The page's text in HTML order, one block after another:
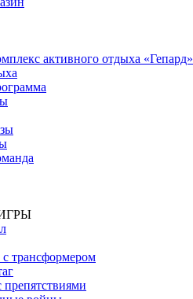
активного отдыха «Гепард»
с трансформером
препятствиями